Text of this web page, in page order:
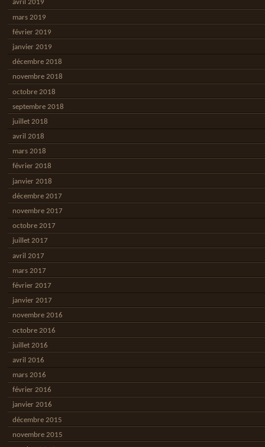
avril 2019
mars 2019
février 2019
janvier 2019
décembre 2018
novembre 2018
octobre 2018
septembre 2018
juillet 2018
avril 2018
mars 2018
février 2018
janvier 2018
décembre 2017
novembre 2017
octobre 2017
juillet 2017
avril 2017
mars 2017
février 2017
janvier 2017
novembre 2016
octobre 2016
juillet 2016
avril 2016
mars 2016
février 2016
janvier 2016
décembre 2015
novembre 2015